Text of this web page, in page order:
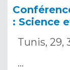
Conférence
: Science
Tunis, 29,
…